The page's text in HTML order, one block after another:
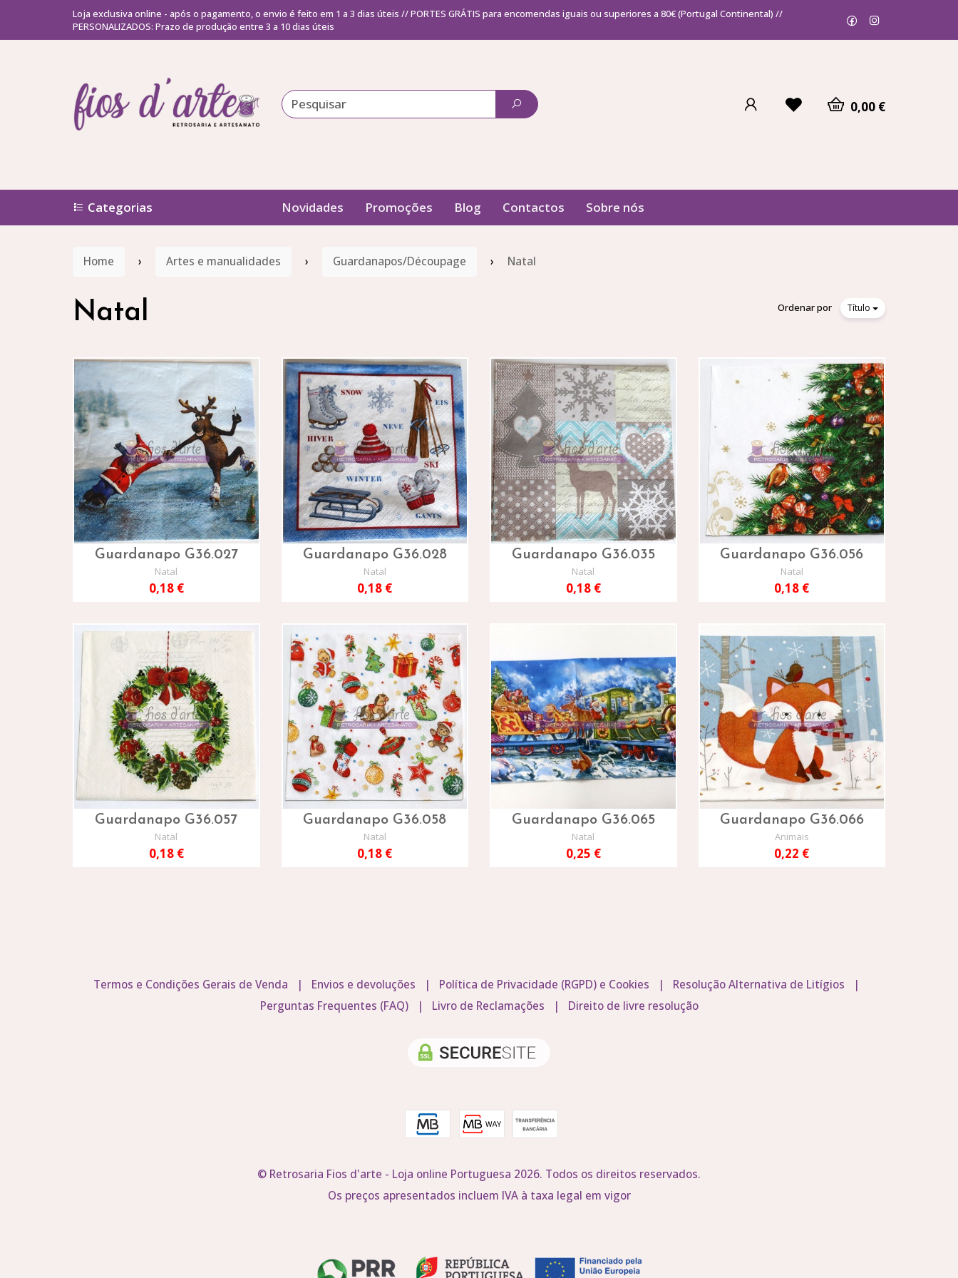
Loja exclusiva online - após o pagamento, o envio é feito em 1 a 3 dias úteis // PORTES GRÁTIS para encomendas iguais ou superiores a 80€ (Portugal Continental) //
PERSONALIZADOS: Prazo de produção entre 3 a 10 dias úteis
0,00 €
Novidades Promoções Blog Contactos Sobre nós
Categorias
Home Artes e manualidades Guardanapos/Découpage Natal
Natal Ordenar por Título
Guardanapo G36.027
Natal
0,18 €
Guardanapo G36.028
Natal
0,18 €
Guardanapo G36.035
Natal
0,18 €
Guardanapo G36.056
Natal
0,18 €
Guardanapo G36.057
Natal
0,18 €
Guardanapo G36.058
Natal
0,18 €
Guardanapo G36.065
Natal
0,25 €
Guardanapo G36.066
Animais
0,22 €
Termos e Condições Gerais de Venda | Envios e devoluções | Política de Privacidade (RGPD) e Cookies | Resolução Alternativa de Litígios |
Perguntas Frequentes (FAQ)| Livro de Reclamações | Direito de livre resolução
© Retrosaria Fios d'arte - Loja online Portuguesa 2026. Todos os direitos reservados.
Os preços apresentados incluem IVA à taxa legal em vigor